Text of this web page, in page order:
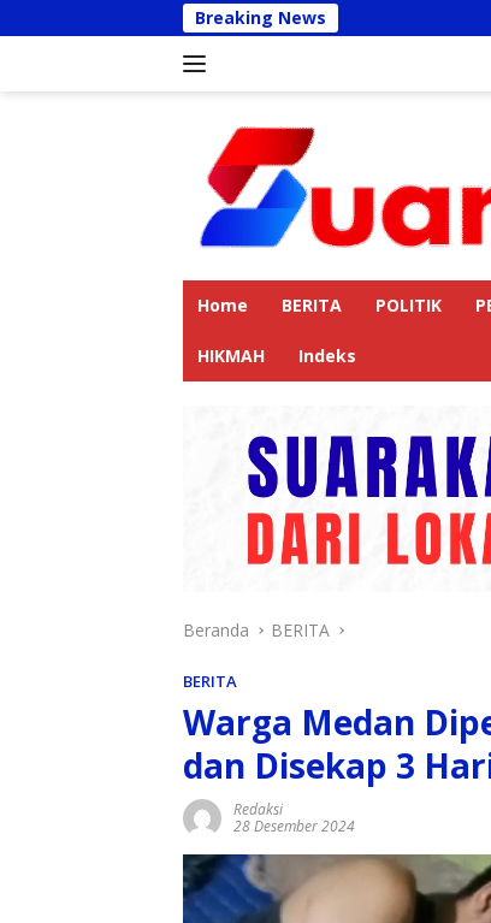
ke
Breaking News Rumah
Home BERITA POLITIK
HIKMAH Indeks
Beranda BERITA
BERITA
Warga Medan
dan Disekap 3
Redaksi
28 Desember 2024